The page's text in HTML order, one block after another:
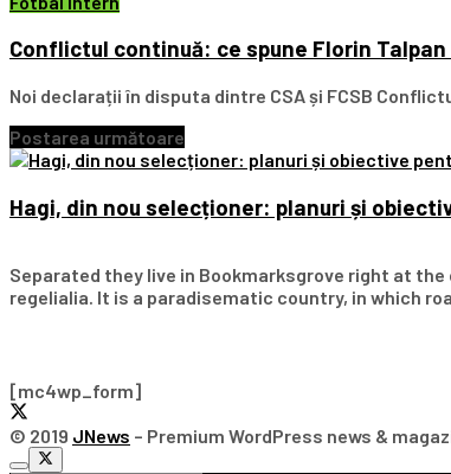
Conflictul continuă: ce spune Florin
Noi declarații în disputa dintre CSA și FCSB
Postarea următoare
Hagi, din nou selecționer: planuri și
Separated they live in Bookmarksgrove right at
regelialia. It is a paradisematic country, in which
[mc4wp_form]
© 2019 JNews – Premium WordPress news &